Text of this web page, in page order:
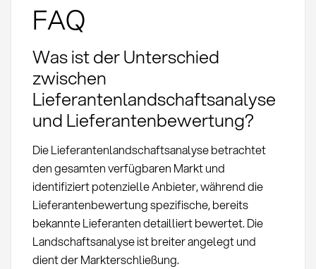
FAQ
Was ist der Unterschied
zwischen
Lieferantenlandschaftsanalyse
und Lieferantenbewertung?
Die Lieferantenlandschaftsanalyse betrachtet
den gesamten verfügbaren Markt und
identifiziert potenzielle Anbieter, während die
Lieferantenbewertung spezifische, bereits
bekannte Lieferanten detailliert bewertet. Die
Landschaftsanalyse ist breiter angelegt und
dient der Markterschließung.